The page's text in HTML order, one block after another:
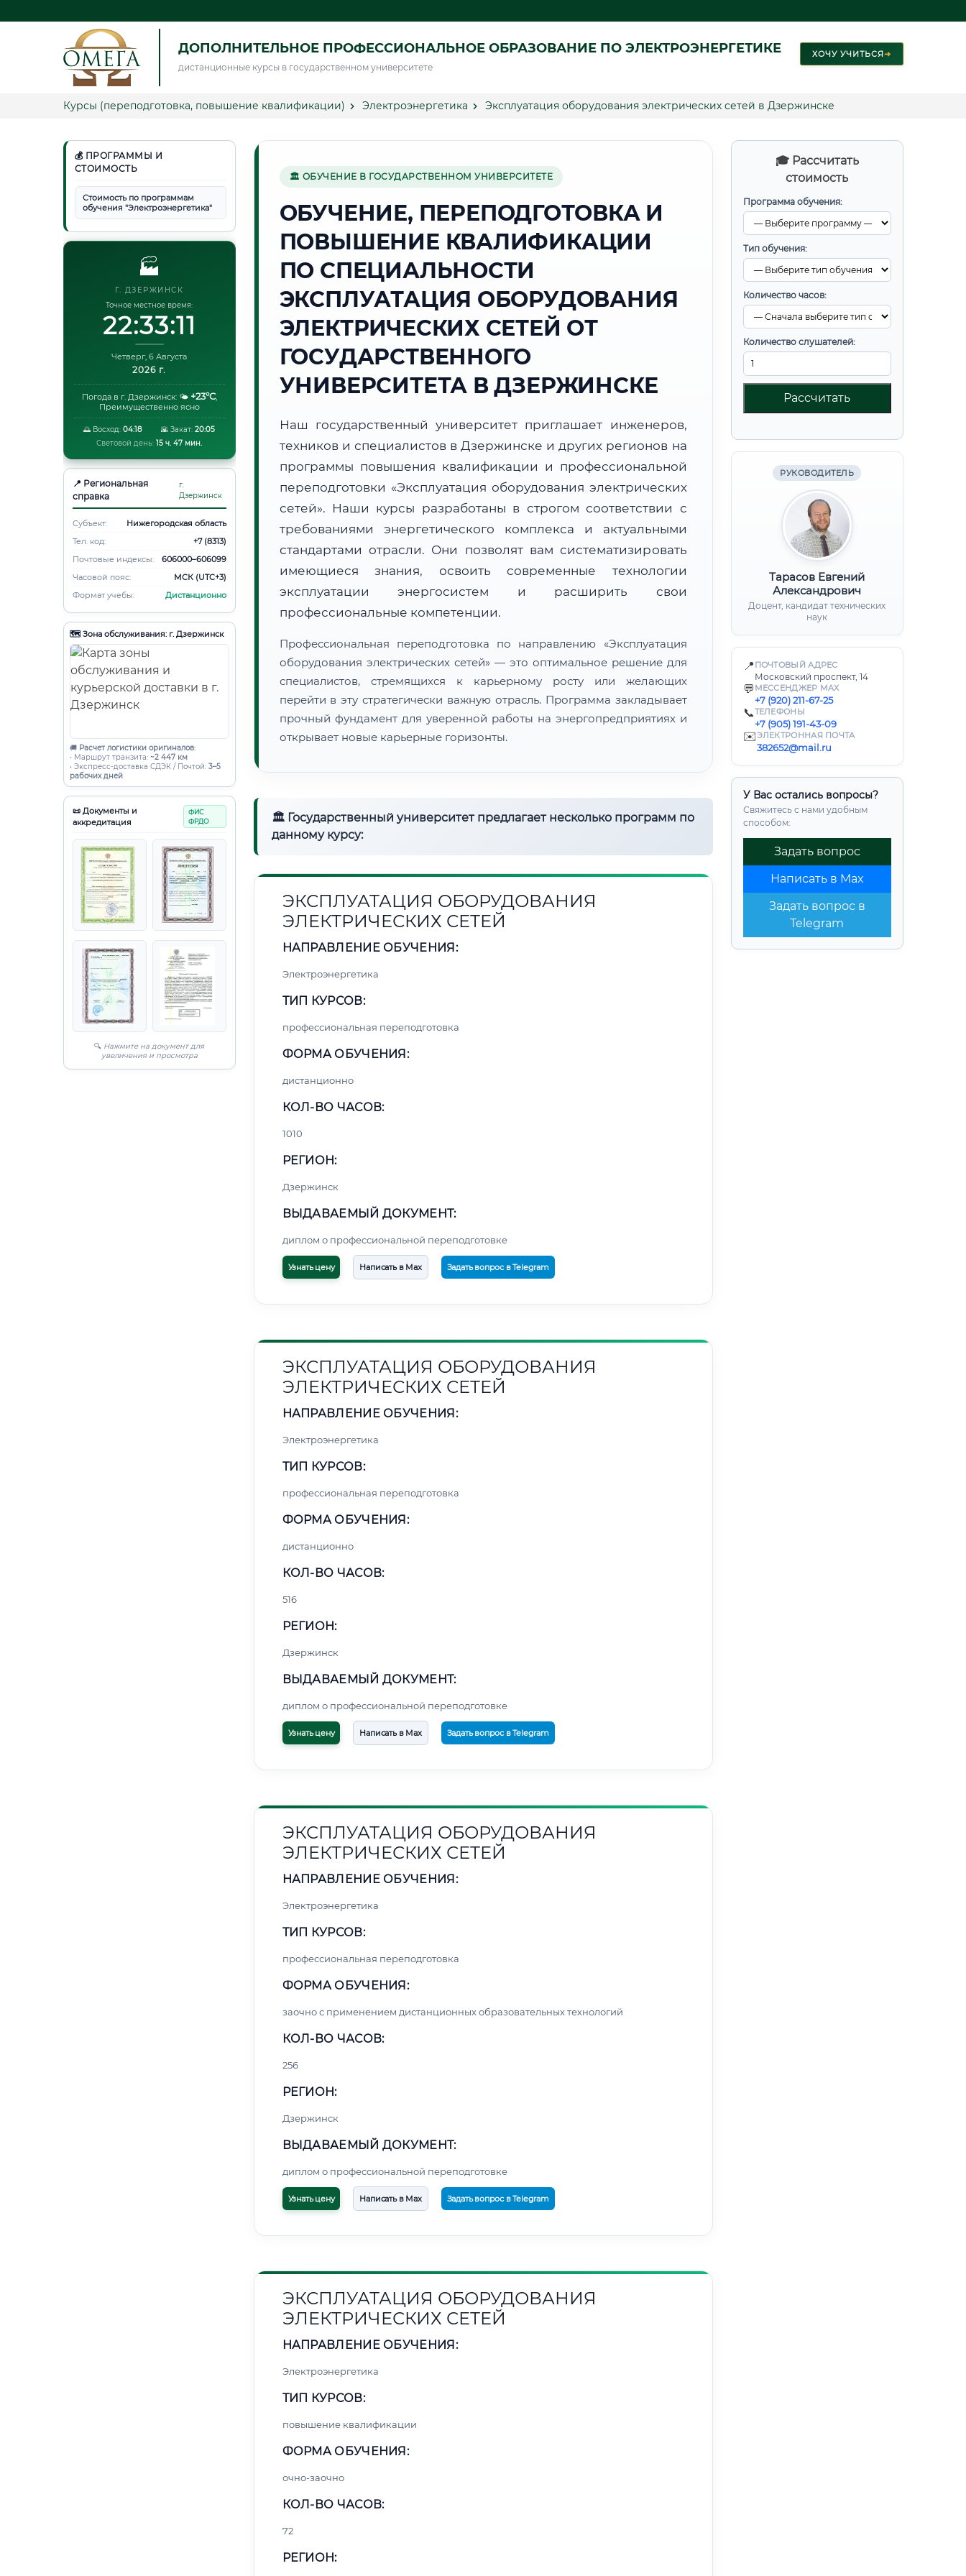
ДОПОЛНИТЕЛЬНОЕ ПРОФЕССИОНАЛЬНОЕ ОБРАЗОВАНИЕ ПО ЭЛЕКТРОЭНЕРГЕТИКЕ
дистанционные курсы в государственном университете
ХОЧУ УЧИТЬСЯ➜
Курсы (переподготовка, повышение квалификации) Электроэнергетика Эксплуатация оборудования электрических сетей в Дзержинске
💰 ПРОГРАММЫ И
СТОИМОСТЬ
Стоимость по программам
обучения "Электроэнергетика"
🏭
Г. ДЗЕРЖИНСК
Точное местное время:
22:33:12
Четверг, 6 Августа
2026 г.
Погода в г. Дзержинск: 🌤️ +23°C,
Преимущественно ясно
🌅 Восход: 04:18 🌇 Закат: 20:05
Световой день: 15 ч. 47 мин.
📍 Региональная
справка
г.
Дзержинск
Субъект:
Нижегородская область
Тел. код:
+7 (8313)
Почтовые индексы:
606000–606099
Часовой пояс:
МСК (UTC+3)
Формат учебы:
Дистанционно
🗺️ Зона обслуживания: г. Дзержинск
🚚 Расчет логистики оригиналов:
• Маршрут транзита: ~2 447 км
• Экспресс-доставка СДЭК / Почтой: 3–5
рабочих дней
📜 Документы и
аккредитация
ФИС
ФРДО
🔍 Нажмите на документ для
увеличения и просмотра
🎓 Рассчитать
стоимость
Программа обучения:
Тип обучения:
Количество часов:
Количество слушателей:
Рассчитать
РУКОВОДИТЕЛЬ
Тарасов Евгений
Александрович
Доцент, кандидат технических
наук
📍 ПОЧТОВЫЙ АДРЕС
Московский проспект, 14
💬 МЕССЕНДЖЕР MAX
+7 (920) 211-67-25
📞ТЕЛЕФОНЫ
+7 (905) 191-43-09
✉️ЭЛЕКТРОННАЯ ПОЧТА
382652@mail.ru
У Вас остались вопросы?
Свяжитесь с нами удобным
способом:
Задать вопрос
Написать в Max
Задать вопрос в
Telegram
🏛 ОБУЧЕНИЕ В ГОСУДАРСТВЕННОМ УНИВЕРСИТЕТЕ
ОБУЧЕНИЕ, ПЕРЕПОДГОТОВКА И
ПОВЫШЕНИЕ КВАЛИФИКАЦИИ
ПО СПЕЦИАЛЬНОСТИ
ЭКСПЛУАТАЦИЯ ОБОРУДОВАНИЯ
ЭЛЕКТРИЧЕСКИХ СЕТЕЙ ОТ
ГОСУДАРСТВЕННОГО
УНИВЕРСИТЕТА В ДЗЕРЖИНСКЕ
Наш государственный университет приглашает инженеров,
техников и специалистов в Дзержинске и других регионов на
программы повышения квалификации и профессиональной
переподготовки «Эксплуатация оборудования электрических
сетей». Наши курсы разработаны в строгом соответствии с
требованиями энергетического комплекса и актуальными
стандартами отрасли. Они позволят вам систематизировать
имеющиеся знания, освоить современные технологии
эксплуатации энергосистем и расширить свои
профессиональные компетенции.
Профессиональная переподготовка по направлению «Эксплуатация
оборудования электрических сетей» — это оптимальное решение для
специалистов, стремящихся к карьерному росту или желающих
перейти в эту стратегически важную отрасль. Программа закладывает
прочный фундамент для уверенной работы на энергопредприятиях и
открывает новые карьерные горизонты.
🏛 Государственный университет предлагает несколько программ по
данному курсу:
ЭКСПЛУАТАЦИЯ ОБОРУДОВАНИЯ
ЭЛЕКТРИЧЕСКИХ СЕТЕЙ
НАПРАВЛЕНИЕ ОБУЧЕНИЯ:
Электроэнергетика
ТИП КУРСОВ:
профессиональная переподготовка
ФОРМА ОБУЧЕНИЯ:
дистанционно
КОЛ-ВО ЧАСОВ:
1010
РЕГИОН:
Дзержинск
ВЫДАВАЕМЫЙ ДОКУМЕНТ:
диплом о профессиональной переподготовке
Узнать цену Написать в Max Задать вопрос в Telegram
ЭКСПЛУАТАЦИЯ ОБОРУДОВАНИЯ
ЭЛЕКТРИЧЕСКИХ СЕТЕЙ
НАПРАВЛЕНИЕ ОБУЧЕНИЯ:
Электроэнергетика
ТИП КУРСОВ:
профессиональная переподготовка
ФОРМА ОБУЧЕНИЯ:
дистанционно
КОЛ-ВО ЧАСОВ:
516
РЕГИОН:
Дзержинск
ВЫДАВАЕМЫЙ ДОКУМЕНТ:
диплом о профессиональной переподготовке
Узнать цену Написать в Max Задать вопрос в Telegram
ЭКСПЛУАТАЦИЯ ОБОРУДОВАНИЯ
ЭЛЕКТРИЧЕСКИХ СЕТЕЙ
НАПРАВЛЕНИЕ ОБУЧЕНИЯ:
Электроэнергетика
ТИП КУРСОВ:
профессиональная переподготовка
ФОРМА ОБУЧЕНИЯ:
заочно с применением дистанционных образовательных технологий
КОЛ-ВО ЧАСОВ:
256
РЕГИОН:
Дзержинск
ВЫДАВАЕМЫЙ ДОКУМЕНТ:
диплом о профессиональной переподготовке
Узнать цену Написать в Max Задать вопрос в Telegram
ЭКСПЛУАТАЦИЯ ОБОРУДОВАНИЯ
ЭЛЕКТРИЧЕСКИХ СЕТЕЙ
НАПРАВЛЕНИЕ ОБУЧЕНИЯ:
Электроэнергетика
ТИП КУРСОВ:
повышение квалификации
ФОРМА ОБУЧЕНИЯ:
очно-заочно
КОЛ-ВО ЧАСОВ:
72
РЕГИОН: